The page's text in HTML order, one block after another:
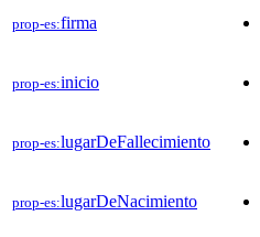
prop-es:firma
prop-es:inicio
prop-es:lugarDeFallecimiento
prop-es:lugarDeNacimiento